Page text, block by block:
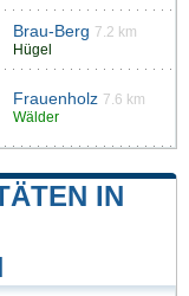
Brau-Berg 7.2 km
Hügel
Frauenholz 7.6 km
Wälder
IN